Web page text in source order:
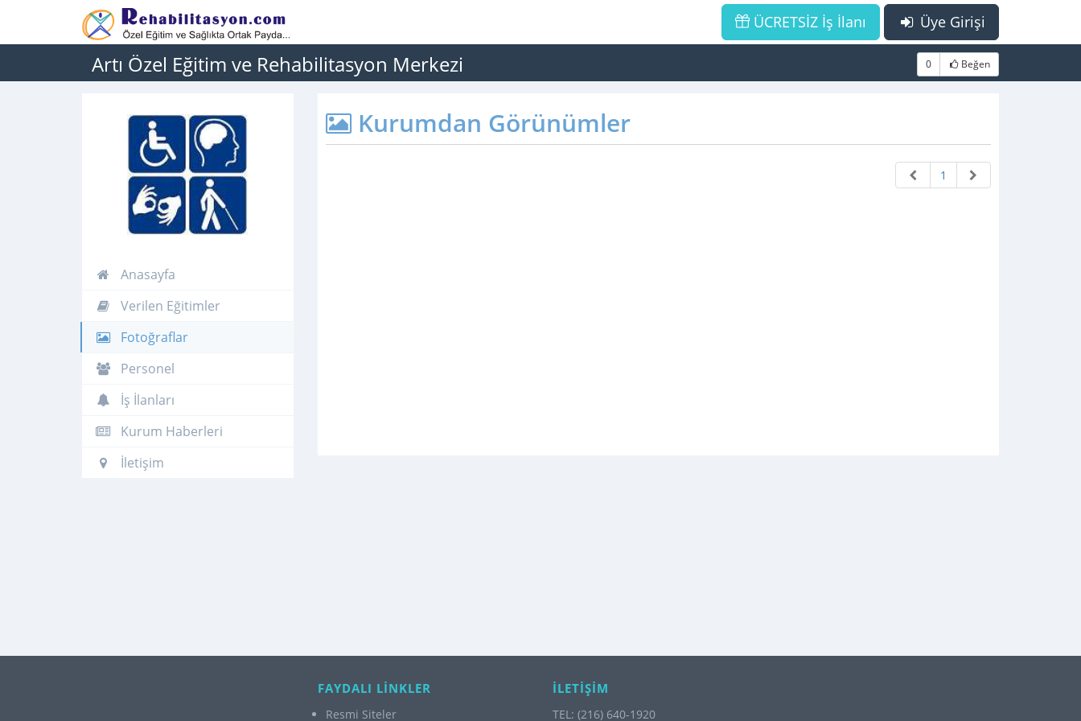
Üye Girişi
ÜCRETSİZ İş İlanı
Artı Özel Eğitim ve Rehabilitasyon Merkezi 0 Beğen
Anasayfa
Verilen Eğitimler
Fotoğraflar
Personel
İş İlanları
Kurum Haberleri
İletişim
Kurumdan Görünümler
1
FAYDALI LİNKLER
Resmi Siteler
İLETİŞİM
TEL: (216) 640-1920